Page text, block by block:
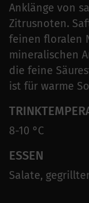
Anklänge von
Zitrusnoten.
feinen floralen
mineralischen
die feine
ist für warme
8-10 °C
ESSEN
Salate,